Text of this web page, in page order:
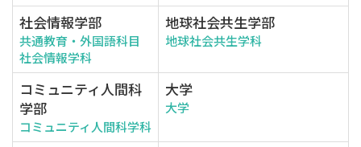
社会情報学部
共通教育・外国語科目
社会情報学科
地球社会共生学部
地球社会共生学科
コミュニティ人間科
学部
コミュニティ人間科学科
大学
大学